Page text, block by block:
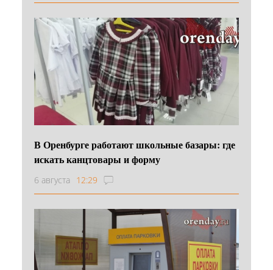
В Оренбурге работают школьные базары: где
искать канцтовары и форму
6 августа 12:29